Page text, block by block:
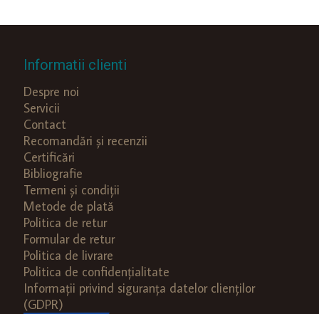
Informatii clienti
Despre noi
Servicii
Contact
Recomandări și recenzii
Certificări
Bibliografie
Termeni și condiții
Metode de plată
Politica de retur
Formular de retur
Politica de livrare
Politica de confidențialitate
Informații privind siguranța datelor clienților
(GDPR)